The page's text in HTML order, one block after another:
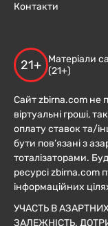
Контакти
21+
Матеріали
(21+)
Сайт zbirna.com не
віртуальні гроші,
оплату ставок та/
бути пов’язані з
тоталізаторами.
ресурсі zbirna.com
інформаційних
УЧАСТЬ В
ЗАЛЕЖНІСТЬ.